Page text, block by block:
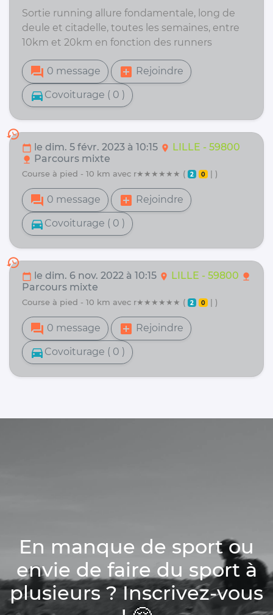
Sortie running allure fondamentale, long de
deule et citadelle, toutes les semaines, entre
10km et 20km en fonction des runners
forum 0 message add_box Rejoindre
directions_car Covoiturage ( 0 )
history
calendar_today le dim. 5 févr. 2023 à 10:15 location_on LILLE - 59800
nature Parcours mixte
course à pied - 10 km avec r★★★★★★ ( 2 0 | )
forum 0 message add_box Rejoindre
directions_car Covoiturage ( 0 )
history
calendar_today le dim. 6 nov. 2022 à 10:15 location_on LILLE - 59800 nature
Parcours mixte
course à pied - 10 km avec r★★★★★★ ( 2 0 | )
forum 0 message add_box Rejoindre
directions_car Covoiturage ( 0 )
En manque de sport ou
envie de faire du sport à
plusieurs ? Inscrivez-vous